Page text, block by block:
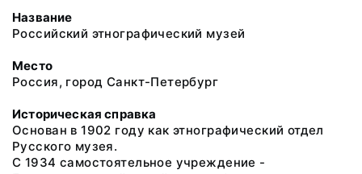
Название
Российский этнографический музей
Место
Россия, город Санкт-Петербург
Историческая справка
Основан в 1902 году как этнографический отдел
Русского музея.
С 1934 самостоятельное учреждение -